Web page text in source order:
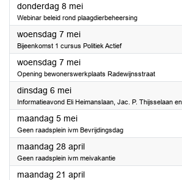
donderdag 8 mei2025
Webinar beleid rond plaagdierbeheersing
woensdag 7 mei2025
Bijeenkomst 1 cursus Politiek Actief
woensdag 7 mei2025
Opening bewonerswerkplaats Radewijnsstraat
dinsdag 6 mei2025
Informatieavond Eli Heimanslaan, Jac. P. Thijsselaan
maandag 5 mei2025
Geen raadsplein ivm Bevrijdingsdag
maandag 28 april2025
Geen raadsplein ivm meivakantie
maandag 21 april2025